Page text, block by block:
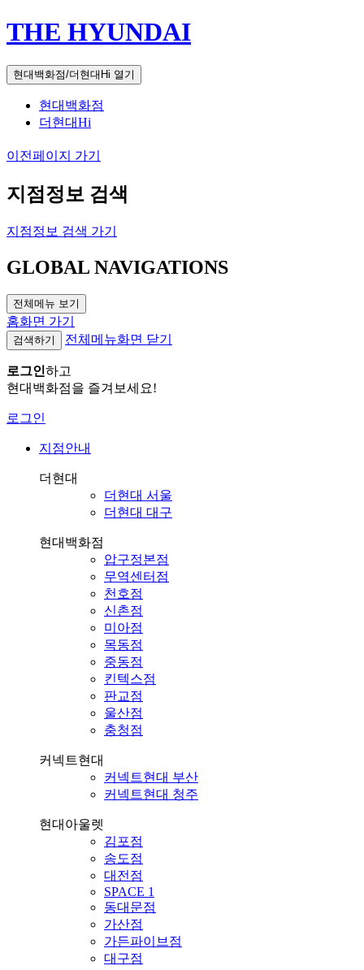
THE HYUNDAI
현대백화점/더현대Hi 열기
현대백화점
더현대Hi
이전페이지 가기
지점정보 검색
지점정보 검색 가기
GLOBAL NAVIGATIONS
전체메뉴 보기
홈화면 가기
검색하기 전체메뉴화면 닫기
로그인하고
현대백화점을 즐겨보세요!
로그인
지점안내
더현대
더현대 서울
더현대 대구
현대백화점
압구정본점
무역센터점
천호점
신촌점
미아점
목동점
중동점
킨텍스점
판교점
울산점
충청점
커넥트현대
커넥트현대 부산
커넥트현대 청주
현대아울렛
김포점
송도점
대전점
SPACE 1
동대문점
가산점
가든파이브점
대구점